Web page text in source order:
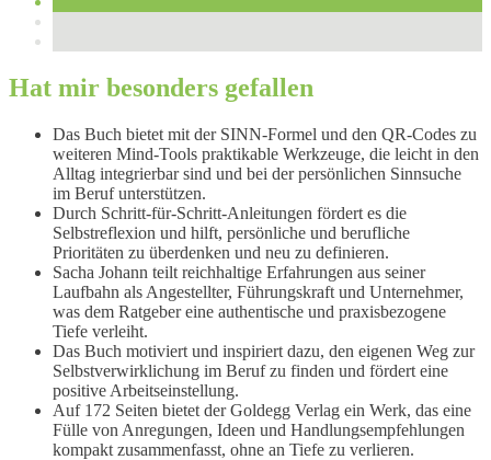
Hat mir besonders gefallen
Das Buch bietet mit der SINN-Formel und den QR-Codes zu
weiteren Mind-Tools praktikable Werkzeuge, die leicht in den
Alltag integrierbar sind und bei der persönlichen Sinnsuche
im Beruf unterstützen.
Durch Schritt-für-Schritt-Anleitungen fördert es die
Selbstreflexion und hilft, persönliche und berufliche
Prioritäten zu überdenken und neu zu definieren.
Sacha Johann teilt reichhaltige Erfahrungen aus seiner
Laufbahn als Angestellter, Führungskraft und Unternehmer,
was dem Ratgeber eine authentische und praxisbezogene
Tiefe verleiht.
Das Buch motiviert und inspiriert dazu, den eigenen Weg zur
Selbstverwirklichung im Beruf zu finden und fördert eine
positive Arbeitseinstellung.
Auf 172 Seiten bietet der Goldegg Verlag ein Werk, das eine
Fülle von Anregungen, Ideen und Handlungsempfehlungen
kompakt zusammenfasst, ohne an Tiefe zu verlieren.